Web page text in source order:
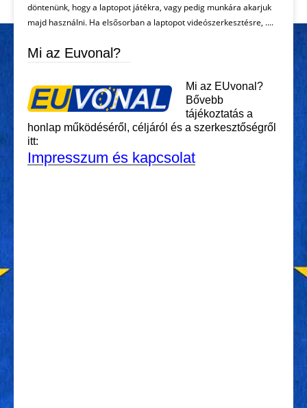
döntenünk, hogy a laptopot játékra, vagy pedig munkára akarjuk
majd használni. Ha elsősorban a laptopot videószerkesztésre, ....
Mi az Euvonal?
Mi az EUvonal?
Bővebb
tájékoztatás a
honlap működéséről, céljáról és a szerkesztőségről
itt:
Impresszum és kapcsolat